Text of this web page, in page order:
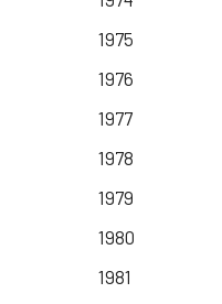
1975
1976
1977
1978
1979
1980
1981